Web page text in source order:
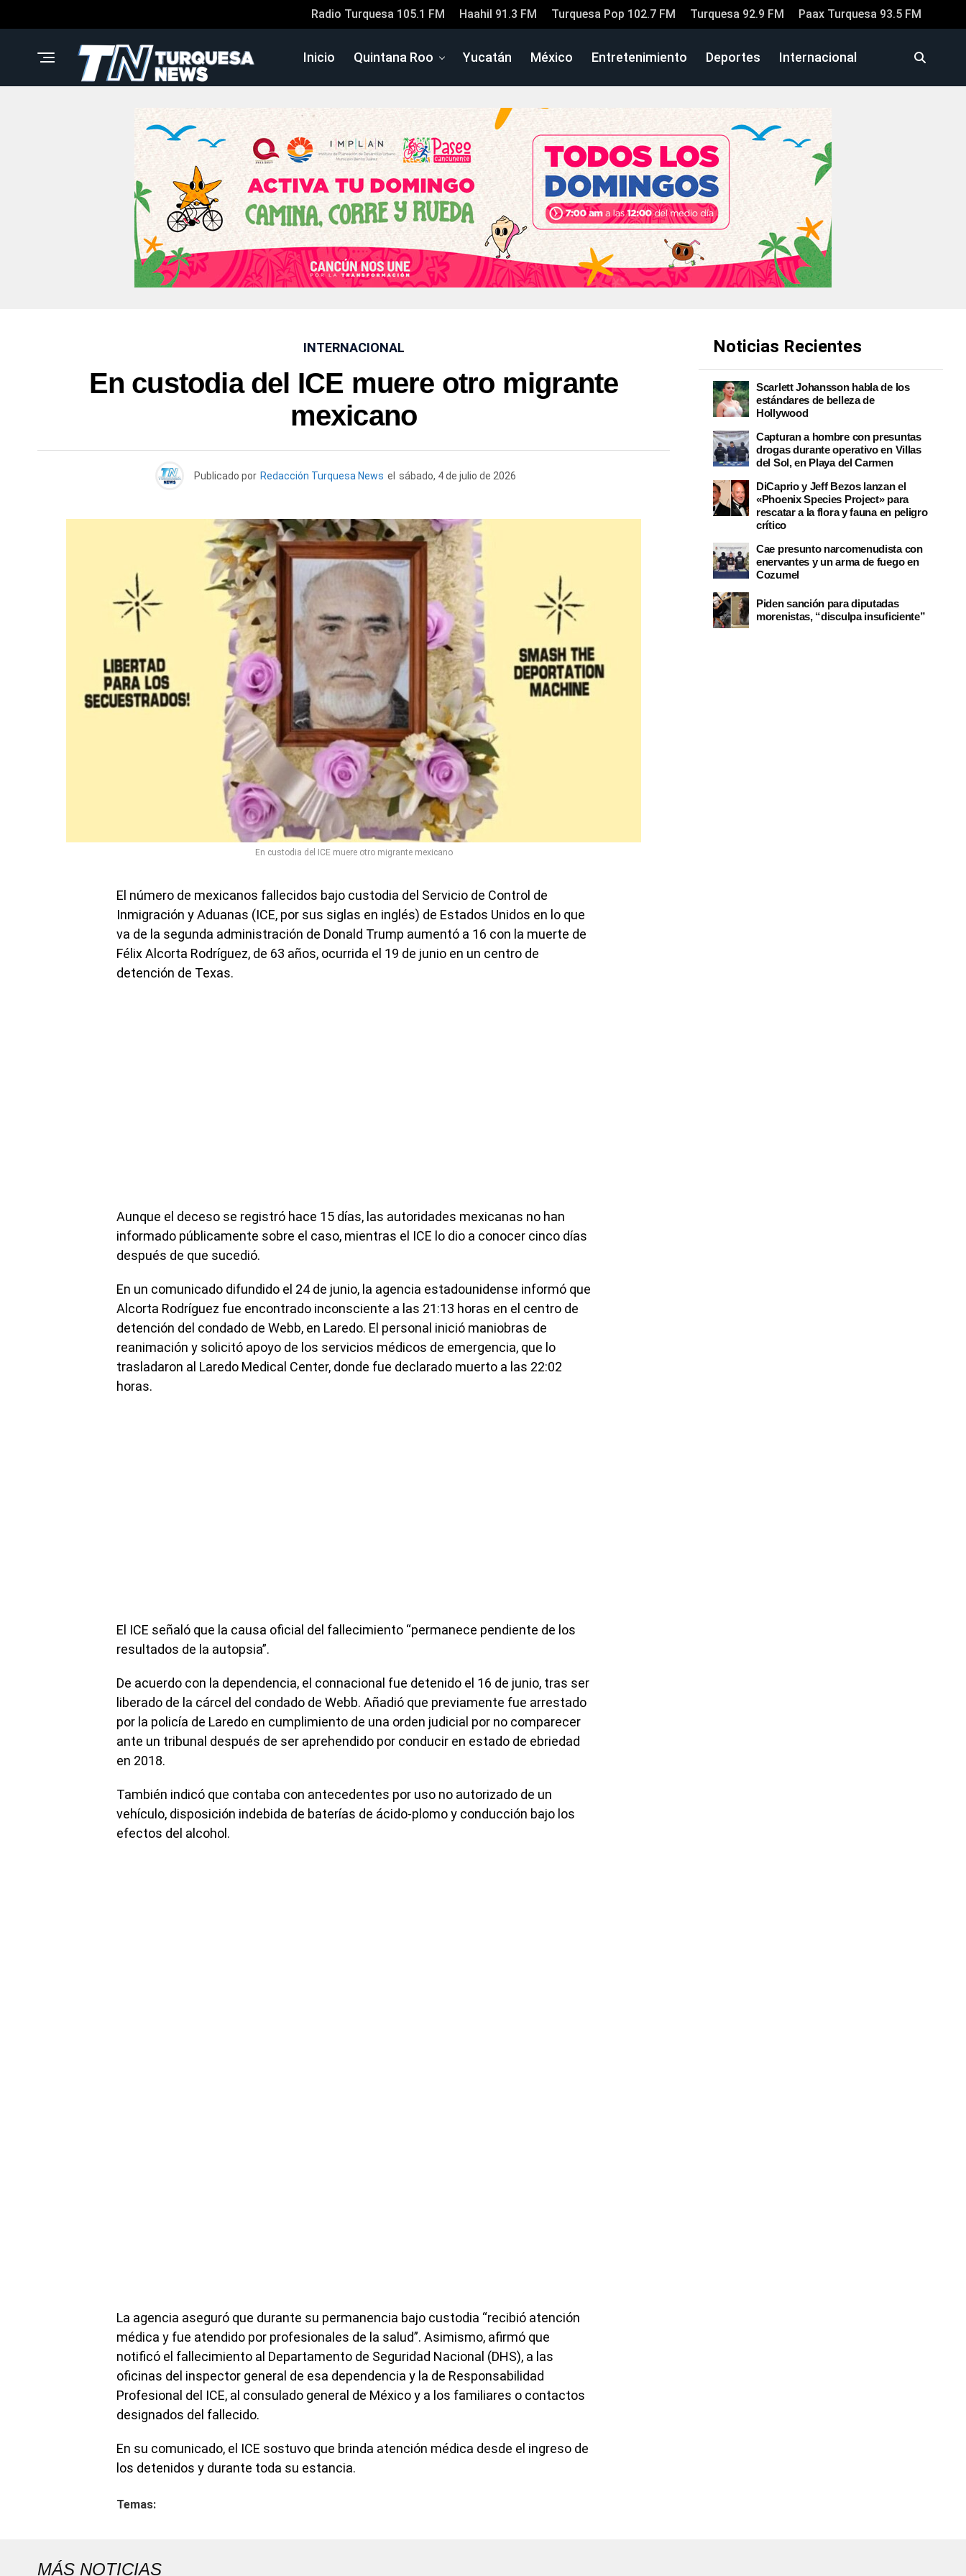
Radio Turquesa 105.1 FM Haahil 91.3 FM Turquesa Pop 102.7 FM Turquesa 92.9 FM Paax Turquesa 93.5 FM
Inicio Quintana Roo Yucatán México Entretenimiento Deportes Internacional
INTERNACIONAL
En custodia del ICE muere otro migrante
mexicano
Publicado por Redacción Turquesa News el sábado, 4 de julio de 2026
En custodia del ICE muere otro migrante mexicano
El número de mexicanos fallecidos bajo custodia del Servicio de Control de
Inmigración y Aduanas (ICE, por sus siglas en inglés) de Estados Unidos en lo que
va de la segunda administración de Donald Trump aumentó a 16 con la muerte de
Félix Alcorta Rodríguez, de 63 años, ocurrida el 19 de junio en un centro de
detención de Texas.
Aunque el deceso se registró hace 15 días, las autoridades mexicanas no han
informado públicamente sobre el caso, mientras el ICE lo dio a conocer cinco días
después de que sucedió.
En un comunicado difundido el 24 de junio, la agencia estadounidense informó que
Alcorta Rodríguez fue encontrado inconsciente a las 21:13 horas en el centro de
detención del condado de Webb, en Laredo. El personal inició maniobras de
reanimación y solicitó apoyo de los servicios médicos de emergencia, que lo
trasladaron al Laredo Medical Center, donde fue declarado muerto a las 22:02
horas.
El ICE señaló que la causa oficial del fallecimiento “permanece pendiente de los
resultados de la autopsia”.
De acuerdo con la dependencia, el connacional fue detenido el 16 de junio, tras ser
liberado de la cárcel del condado de Webb. Añadió que previamente fue arrestado
por la policía de Laredo en cumplimiento de una orden judicial por no comparecer
ante un tribunal después de ser aprehendido por conducir en estado de ebriedad
en 2018.
También indicó que contaba con antecedentes por uso no autorizado de un
vehículo, disposición indebida de baterías de ácido-plomo y conducción bajo los
efectos del alcohol.
La agencia aseguró que durante su permanencia bajo custodia “recibió atención
médica y fue atendido por profesionales de la salud”. Asimismo, afirmó que
notificó el fallecimiento al Departamento de Seguridad Nacional (DHS), a las
oficinas del inspector general de esa dependencia y la de Responsabilidad
Profesional del ICE, al consulado general de México y a los familiares o contactos
designados del fallecido.
En su comunicado, el ICE sostuvo que brinda atención médica desde el ingreso de
los detenidos y durante toda su estancia.
Temas:
Noticias Recientes
Scarlett Johansson habla de los
estándares de belleza de
Hollywood
Capturan a hombre con presuntas
drogas durante operativo en Villas
del Sol, en Playa del Carmen
DiCaprio y Jeff Bezos lanzan el
«Phoenix Species Project» para
rescatar a la flora y fauna en peligro
crítico
Cae presunto narcomenudista con
enervantes y un arma de fuego en
Cozumel
Piden sanción para diputadas
morenistas, “disculpa insuficiente”
MÁS NOTICIAS